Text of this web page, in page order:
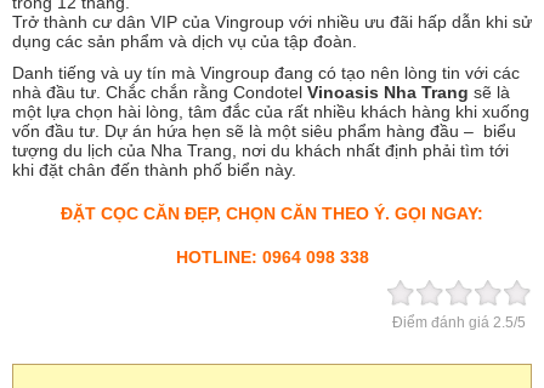
Trở thành cư dân VIP của Vingroup với nhiều ưu đãi hấp dẫn khi sử
dụng các sản phẩm và dịch vụ của tập đoàn.
Danh tiếng và uy tín mà Vingroup đang có tạo nên lòng tin với các
nhà đầu tư. Chắc chắn rằng Condotel Vinoasis Nha Trang sẽ là
một lựa chọn hài lòng, tâm đắc của rất nhiều khách hàng khi xuống
vốn đầu tư. Dự án hứa hẹn sẽ là một siêu phẩm hàng đầu – biểu
tượng du lịch của Nha Trang, nơi du khách nhất định phải tìm tới
khi đặt chân đến thành phố biển này.
ĐẶT CỌC CĂN ĐẸP, CHỌN CĂN THEO Ý. GỌI NGAY:
HOTLINE: 0964 098 338
Điểm đánh giá 2.5/5